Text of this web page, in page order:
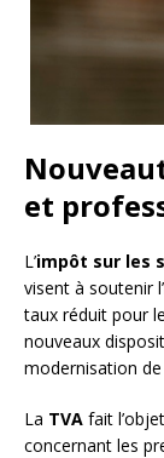
et
L’impôt sur les
visent à soutenir
taux réduit pour
nouveaux
modernisation
La TVA fait
concernant les